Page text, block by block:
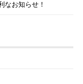
なお知らせ！